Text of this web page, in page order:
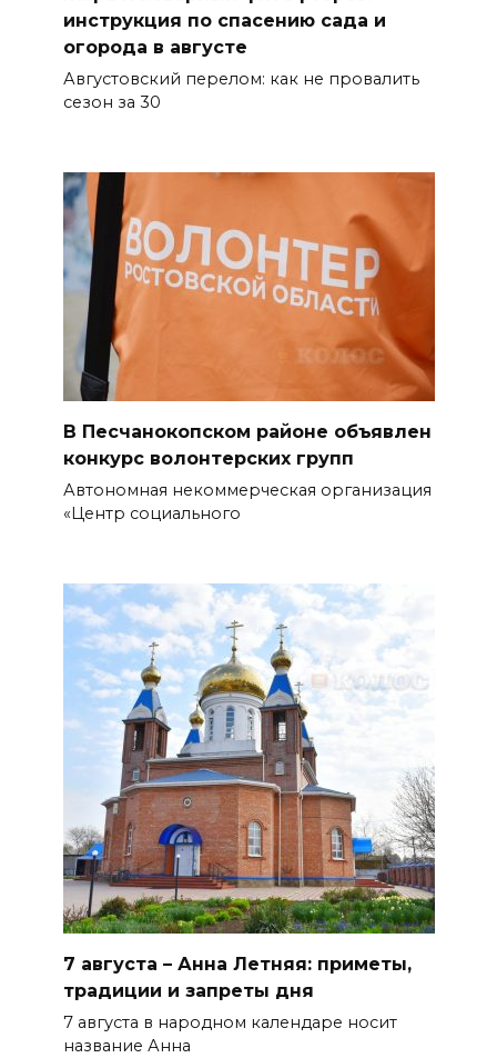
женщине с ребенком на
трассе М-4 «Дон»
07 августа 2026 14:33
здании произошло короткое
замыкание
07 августа 2026 14:30
Учиться, чтобы работать
07 августа 2026 14:28
Раскаленный август
07 августа 2026 14:28
До 120 человек на борту:
новому «Метеору» присвоили
07 августа 2026 14:25
Миграционная ситуация на
Дону
07 августа 2026 14:20
Штормовое предупреждение:
на Ростовскую область
надвигаются ливни с градом
07 августа 2026 13:59
В Общественной палате
предложили сократить
рабочий день из-за жары
07 августа 2026 13:43
инструкция по спасению сада и
огорода в августе
Августовский перелом: как не провалить
сезон за 30
В Песчанокопском районе объявлен
конкурс волонтерских групп
Автономная некоммерческая организация
«Центр социального
7 августа – Анна Летняя: приметы,
традиции и запреты дня
7 августа в народном календаре носит
название Анна